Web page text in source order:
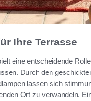
Ihre Terrasse
eine entscheidende
Durch den
lassen sich
Ort zu verwandeln.